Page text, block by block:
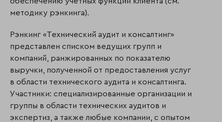
методику рэнкинга).
Рэнкинг «Технический аудит и консалтинг»
представлен списком ведущих групп и
компаний, ранжированных по показателю
выручки, полученной от предоставления услуг
в области технического аудита и консалтинга.
Участники: специализированные организации и
группы в области технических аудитов и
экспертиз, а также любые компании, с опытом